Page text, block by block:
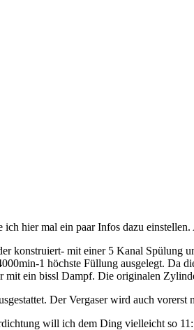
hier mal ein paar Infos dazu
konstruiert- mit einer 5 Kanal Spülung
1 höchste Füllung ausgelegt. Da
ein bissl Dampf. Die originalen
Der Vergaser wird auch
will ich dem Ding vielleicht so